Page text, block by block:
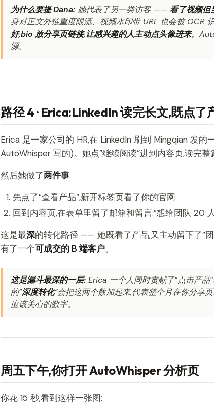
为什么要提 Dana: 她代表了另一类访客 —— 看了视频但
身对正文外链重度限流、视频水印带 URL 也会被 OCR
好,bio 放分享页链接,让感兴趣的人主动点头像进来。
源。
路径 4 · Erica:LinkedIn 读完长文,既点
Erica 是一家公司的 HR,在 LinkedIn 刷到 Mingqian 发
AutoWhisper 写的)。她点”继续阅读”进到内容页,读完整
然后她做了两件事:
先点了”查看产品”,新开标签页看了你的官网
回到内容页,在表单里留了邮箱和留言:”想给团队 20
这是最深的转化路径 —— 她既看了产品,又主动留下了”
有了一个可成交的 B 端客户。
这是漏斗最深的一层: Erica 一个人同时贡献了”点击产品
的”深度转化“会把这两个数加起来,代表整个月在你分享
应该关心的数字。
周五下午,你打开 AutoWhisper 分析页
你花 15 秒,看到这样一张图: